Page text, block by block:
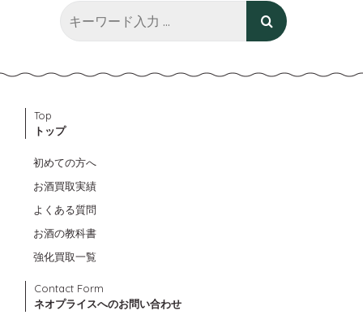
Top
トップ
初めての方へ
お酒買取実績
よくある質問
お酒の教科書
強化買取一覧
Contact Form
ネオプライスへのお問い合わせ